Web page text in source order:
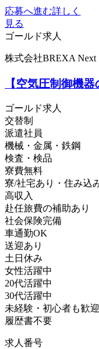
応募へ進む詳しく
見る
ゴールド求人
株式会社BREXA Next
【空気圧制御機
ゴールド求人
交替制
派遣社員
機械・金属・鉄鋼
検査・検品
寮費無料
寮/社宅あり・住み込
高収入
赴任旅費の補助あり
社会保険完備
車通勤OK
送迎あり
土日休み
女性活躍中
20代活躍中
30代活躍中
未経験・初心者も歓迎
履歴書不要
求人番号